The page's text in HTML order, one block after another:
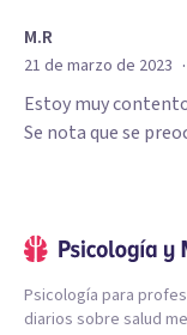
M.R
21 de marzo de 2023 ·
Estoy muy
Se nota que se
Psicología para
diarios sobre salud